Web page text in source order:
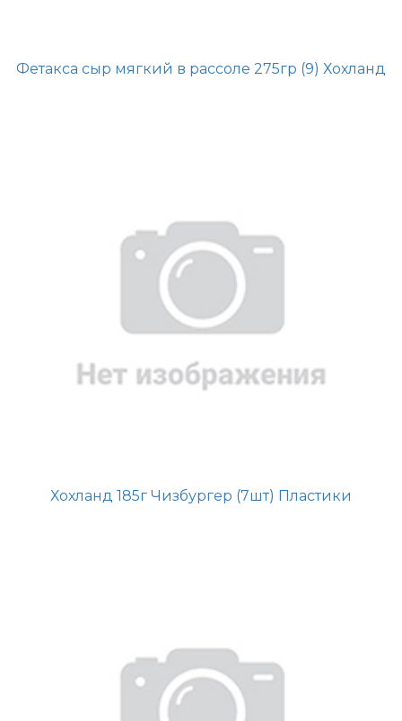
Фетакса сыр мягкий в рассоле 275гр (9) Хохланд
Хохланд 185г Чизбургер (7шт) Пластики